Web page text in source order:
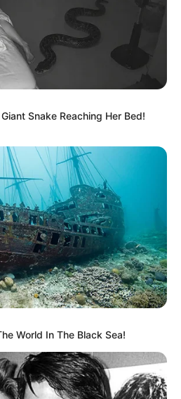
EN GOOGLE NEWS
Y PLACA
ALERTA
todas las noticias que le
Para estar bien informado, por
las notificaciones de Alerta.
Snake Reaching Her Bed!
World In The Black Sea!